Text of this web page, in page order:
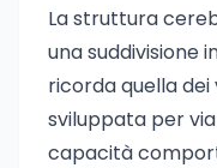
La struttura
una suddivisione
ricorda quella
sviluppata per
capacità